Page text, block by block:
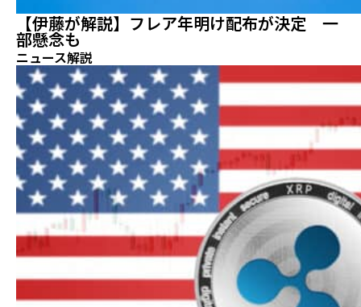
【伊藤が解説】フレア年明け配布が決定 一
部懸念も
ニュース解説